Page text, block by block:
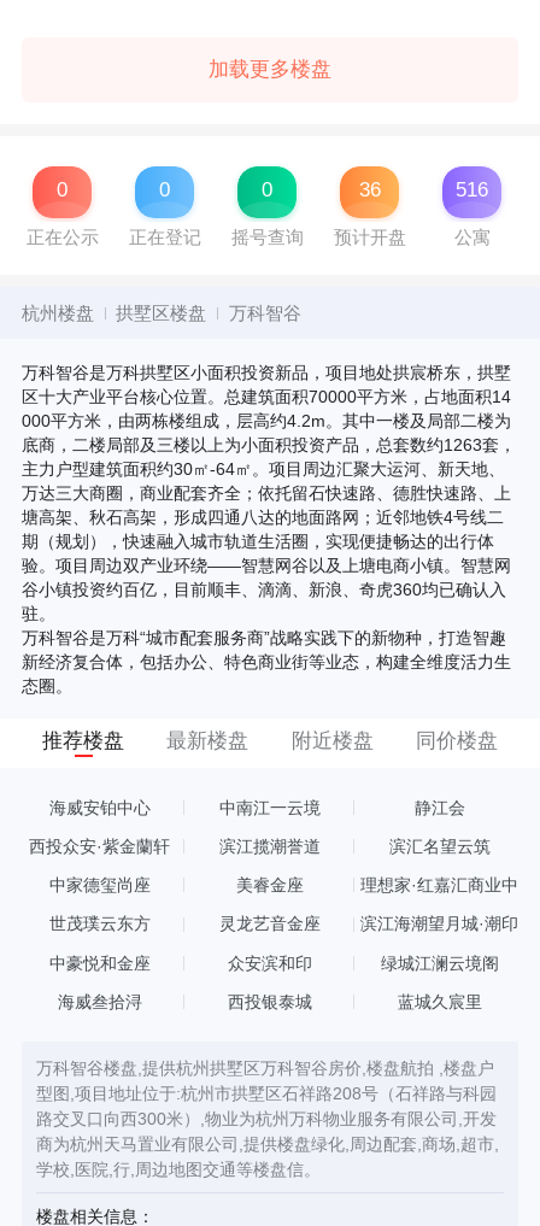
加载更多楼盘
0
正在公示
0
正在登记
0
摇号查询
36
预计开盘
516
公寓
杭州楼盘 拱墅区楼盘 万科智谷
万科智谷是万科拱墅区小面积投资新品，项目地处拱宸桥东，拱墅
区十大产业平台核心位置。总建筑面积70000平方米，占地面积14
000平方米，由两栋楼组成，层高约4.2m。其中一楼及局部二楼为
底商，二楼局部及三楼以上为小面积投资产品，总套数约1263套，
主力户型建筑面积约30㎡-64㎡。项目周边汇聚大运河、新天地、
万达三大商圈，商业配套齐全；依托留石快速路、德胜快速路、上
塘高架、秋石高架，形成四通八达的地面路网；近邻地铁4号线二
期（规划），快速融入城市轨道生活圈，实现便捷畅达的出行体
验。项目周边双产业环绕——智慧网谷以及上塘电商小镇。智慧网
谷小镇投资约百亿，目前顺丰、滴滴、新浪、奇虎360均已确认入
驻。
万科智谷是万科“城市配套服务商”战略实践下的新物种，打造智趣
新经济复合体，包括办公、特色商业街等业态，构建全维度活力生
态圈。
推荐楼盘 最新楼盘 附近楼盘 同价楼盘
海威安铂中心 中南江一云境 静江会
西投众安·紫金蘭轩 滨江揽潮誉道 滨汇名望云筑
中家德玺尚座 美睿金座
理想家·红嘉汇商业中
世茂璞云东方 灵龙艺音金座 滨江海潮望月城·潮印
中豪悦和金座 众安滨和印 绿城江澜云境阁
海威叁拾浔 西投银泰城 蓝城久宸里
万科智谷楼盘,提供杭州拱墅区万科智谷房价,楼盘航拍 ,楼盘户
型图,项目地址位于:杭州市拱墅区石祥路208号（石祥路与科园
路交叉口向西300米）,物业为杭州万科物业服务有限公司,开发
商为杭州天马置业有限公司,提供楼盘绿化,周边配套,商场,超市,
学校,医院,行,周边地图交通等楼盘信。
楼盘相关信息：